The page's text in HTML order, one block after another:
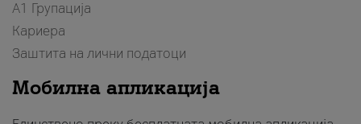
А1 Групација
Кариера
Заштита на лични податоци
Мобилна апликација